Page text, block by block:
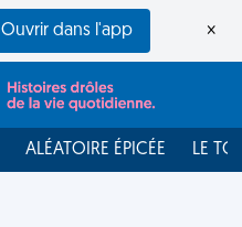
Ouvrir dans l'app ×
ALÉATOIRE ÉPICÉE LE